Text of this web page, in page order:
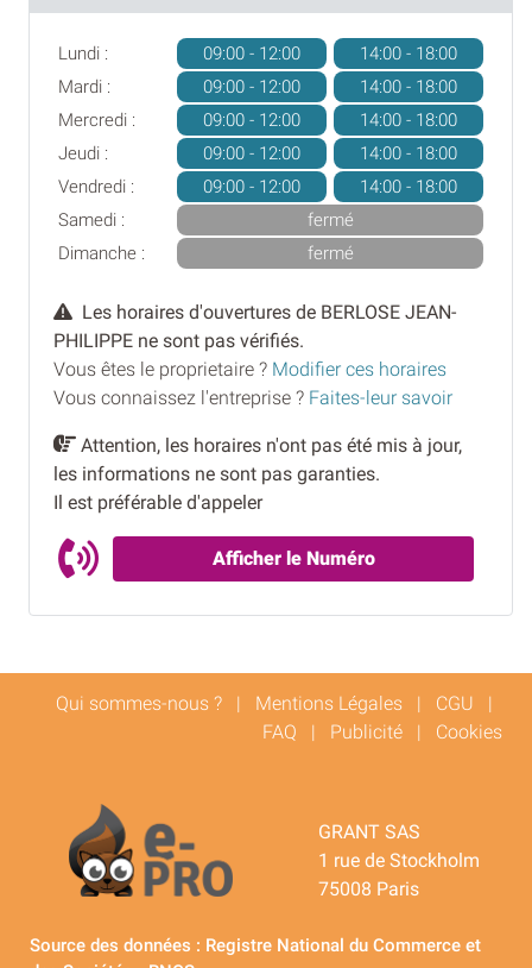
Lundi : 09:00 - 12:00
14:00 - 18:00
Mardi :
09:00 - 12:00
14:00 - 18:00
Mercredi :
09:00 - 12:00
14:00 - 18:00
Jeudi :
09:00 - 12:00
14:00 - 18:00
Vendredi :
09:00 - 12:00
14:00 - 18:00
Samedi :
fermé
Dimanche :
fermé
Les horaires d'ouvertures de BERLOSE JEAN-
PHILIPPE ne sont pas vérifiés.
Vous êtes le proprietaire ? Modifier ces horaires
Vous connaissez l'entreprise ? Faites-leur savoir
Attention, les horaires n'ont pas été mis à jour,
les informations ne sont pas garanties.
Il est préférable d'appeler
Afficher le Numéro
Qui sommes-nous ? | Mentions Légales | CGU |
FAQ | Publicité | Cookies
GRANT SAS
1 rue de Stockholm
75008 Paris
Source des données : Registre National du Commerce et